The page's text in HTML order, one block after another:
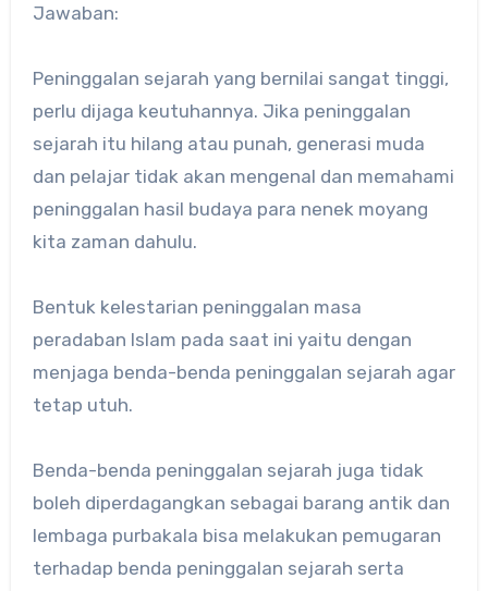
Jawaban:
Peninggalan sejarah yang bernilai sangat tinggi,
perlu dijaga keutuhannya. Jika peninggalan
sejarah itu hilang atau punah, generasi muda
dan pelajar tidak akan mengenal dan memahami
peninggalan hasil budaya para nenek moyang
kita zaman dahulu.
Bentuk kelestarian peninggalan masa
peradaban Islam pada saat ini yaitu dengan
menjaga benda-benda peninggalan sejarah agar
tetap utuh.
Benda-benda peninggalan sejarah juga tidak
boleh diperdagangkan sebagai barang antik dan
lembaga purbakala bisa melakukan pemugaran
terhadap benda peninggalan sejarah serta